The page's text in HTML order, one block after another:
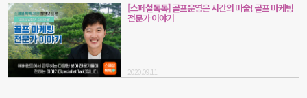
[스페셜톡톡] 골프운영은 시간의 마술! 골프 마케팅
전문가 이야기
2020.09.11